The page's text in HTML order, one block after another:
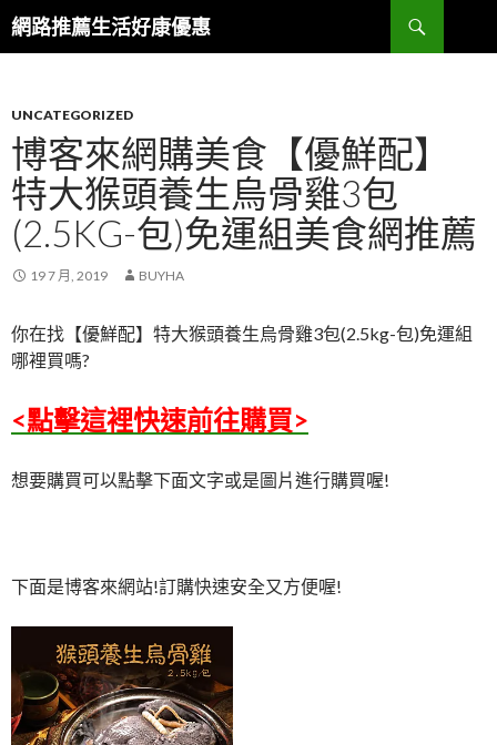
網路推薦生活好康優惠
搜
尋
要
內
容
區
UNCATEGORIZED
博客來網購美食【優鮮配】
特大猴頭養生烏骨雞3包
(2.5KG-包)免運組美食網推薦
19 7 月, 2019 BUYHA
你在找【優鮮配】特大猴頭養生烏骨雞3包(2.5kg-包)免運組
哪裡買嗎?
<點擊這裡快速前往購買>
想要購買可以點擊下面文字或是圖片進行購買喔!
下面是博客來網站!訂購快速安全又方便喔!